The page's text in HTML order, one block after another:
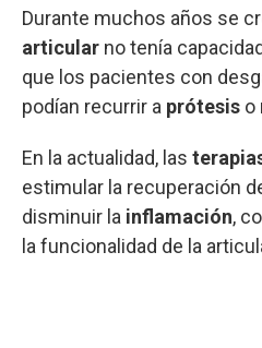
Durante muchos años se
articular no tenía
que los pacientes con
podían recurrir a prótesis o
En la actualidad, las
estimular la recuperación
disminuir la inflamación,
la funcionalidad de la